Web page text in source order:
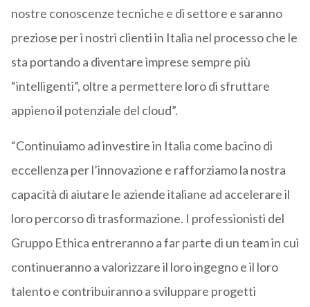
nostre conoscenze tecniche e di settore e saranno
preziose per i nostri clienti in Italia nel processo che le
sta portando a diventare imprese sempre più
“intelligenti”, oltre a permettere loro di sfruttare
appieno il potenziale del cloud”.
“Continuiamo ad investire in Italia come bacino di
eccellenza per l’innovazione e rafforziamo la nostra
capacità di aiutare le aziende italiane ad accelerare il
loro percorso di trasformazione. I professionisti del
Gruppo Ethica entreranno a far parte di un team in cui
continueranno a valorizzare il loro ingegno e il loro
talento e contribuiranno a sviluppare progetti